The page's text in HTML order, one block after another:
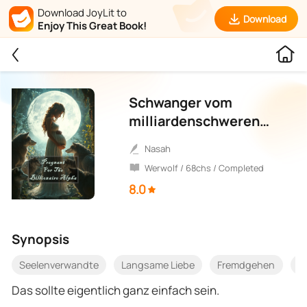
Download JoyLit to
Enjoy This Great Book!
Download
Schwanger vom
milliardenschweren
Alpha
Nasah
Werwolf / 68chs / Completed
8.0
Synopsis
Seelenverwandte Langsame Liebe Fremdgehen
Das sollte eigentlich ganz einfach sein.